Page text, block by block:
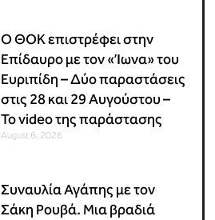
Ο ΘΟΚ επιστρέφει στην
Επίδαυρο με τον «Ίωνα» του
Ευριπίδη – Δύο παραστάσεις
στις 28 και 29 Αυγούστου –
Το video της παράστασης
August 6, 2026
Συναυλία Αγάπης με τον
Σάκη Ρουβά. Μια βραδιά